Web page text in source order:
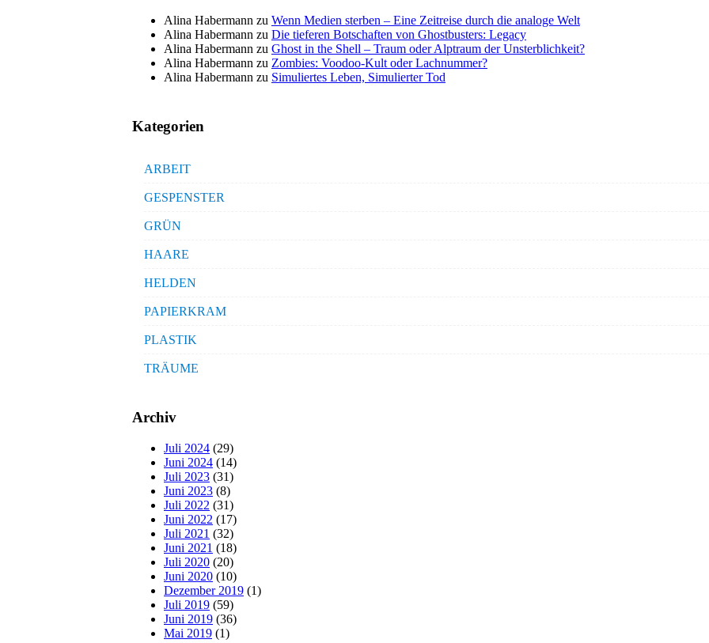
Alina Habermann zu Wenn Medien sterben – Eine Zeitreise durch die analoge Welt
Alina Habermann zu Die tieferen Botschaften von Ghostbusters: Legacy
Alina Habermann zu Ghost in the Shell – Traum oder Alptraum der Unsterblichkeit?
Alina Habermann zu Zombies: Voodoo-Kult oder Lachnummer?
Alina Habermann zu Simuliertes Leben, Simulierter Tod
Kategorien
ARBEIT
GESPENSTER
GRÜN
HAARE
HELDEN
PAPIERKRAM
PLASTIK
TRÄUME
Archiv
Juli 2024 (29)
Juni 2024 (14)
Juli 2023 (31)
Juni 2023 (8)
Juli 2022 (31)
Juni 2022 (17)
Juli 2021 (32)
Juni 2021 (18)
Juli 2020 (20)
Juni 2020 (10)
Dezember 2019 (1)
Juli 2019 (59)
Juni 2019 (36)
Mai 2019 (1)